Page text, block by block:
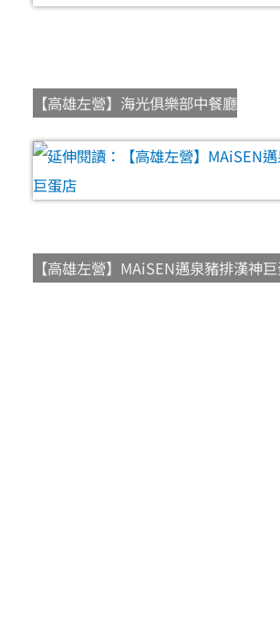
【高雄左營】海光俱樂部中餐廳
【高雄左營】MAiSEN邁泉豬排漢神